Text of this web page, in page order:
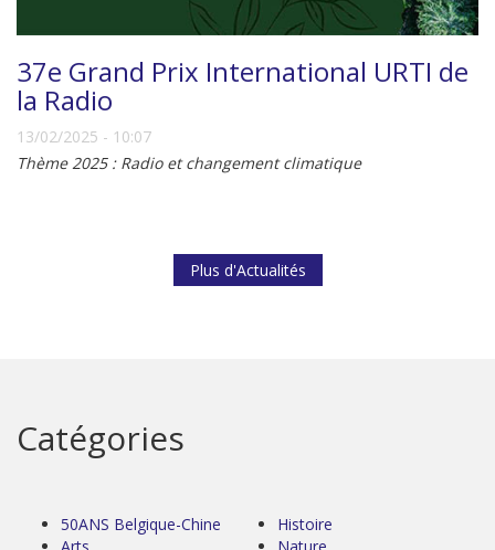
37e Grand Prix International URTI de
la Radio
13/02/2025 - 10:07
Thème 2025 : Radio et changement climatique
Plus d'Actualités
Catégories
50ANS Belgique-Chine
Histoire